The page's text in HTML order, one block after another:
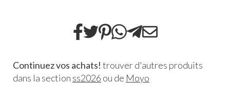
Continuez vos achats! trouver d'autres produits
dans la section ss2026 ou de Moyo